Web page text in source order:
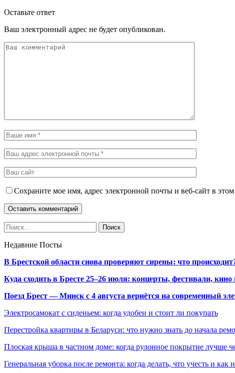
Оставьте ответ
Ваш электронный адрес не будет опубликован.
Сохраните мое имя, адрес электронной почты и веб-сайт в
Недавние Посты
В Брестской области снова проверяют сирены: что
Куда сходить в Бресте 25–26 июля: концерты, фестивали, кино
Поезд Брест — Минск с 4 августа вернётся на современный
Электросамокат с сиденьем: когда удобен и стоит ли покупать
Перестройка квартиры в Беларуси: что нужно знать до начала
Плоская крыша в частном доме: когда рулонное покрытие лучше
Генеральная уборка после ремонта: когда делать, что учесть и как